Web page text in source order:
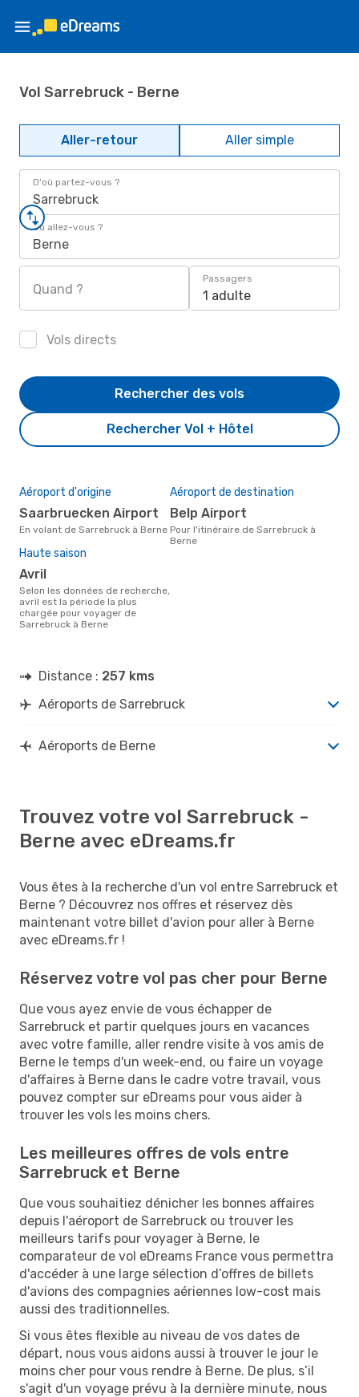
Vol Sarrebruck - Berne
Aller-retour Aller simple
D'où partez-vous ?
Sarrebruck
Où allez-vous ?
Berne
Quand ?
Passagers
1 adulte
Vols directs
Rechercher Vol + Hôtel
Rechercher des vols
Aéroport d'origine
Saarbruecken Airport
En volant de Sarrebruck à Berne
Aéroport de destination
Belp Airport
Pour l'itinéraire de Sarrebruck à
Berne
Haute saison
avril
Selon les données de recherche,
avril est la période la plus
chargée pour voyager de
Sarrebruck à Berne
Distance : 257 kms
Aéroports de Sarrebruck
Aéroports de Berne
Trouvez votre vol Sarrebruck -
Berne avec eDreams.fr
Vous êtes à la recherche d'un vol entre Sarrebruck et
Berne ? Découvrez nos offres et réservez dès
maintenant votre billet d'avion pour aller à Berne
avec eDreams.fr !
Réservez votre vol pas cher pour Berne
Que vous ayez envie de vous échapper de
Sarrebruck et partir quelques jours en vacances
avec votre famille, aller rendre visite à vos amis de
Berne le temps d'un week-end, ou faire un voyage
d'affaires à Berne dans le cadre votre travail, vous
pouvez compter sur eDreams pour vous aider à
trouver les vols les moins chers.
Les meilleures offres de vols entre
Sarrebruck et Berne
Que vous souhaitiez dénicher les bonnes affaires
depuis l'aéroport de Sarrebruck ou trouver les
meilleurs tarifs pour voyager à Berne, le
comparateur de vol eDreams France vous permettra
d'accéder à une large sélection d’offres de billets
d'avions des compagnies aériennes low-cost mais
aussi des traditionnelles.
Si vous êtes flexible au niveau de vos dates de
départ, nous vous aidons aussi à trouver le jour le
moins cher pour vous rendre à Berne. De plus, s’il
s'agit d'un voyage prévu à la dernière minute, nous